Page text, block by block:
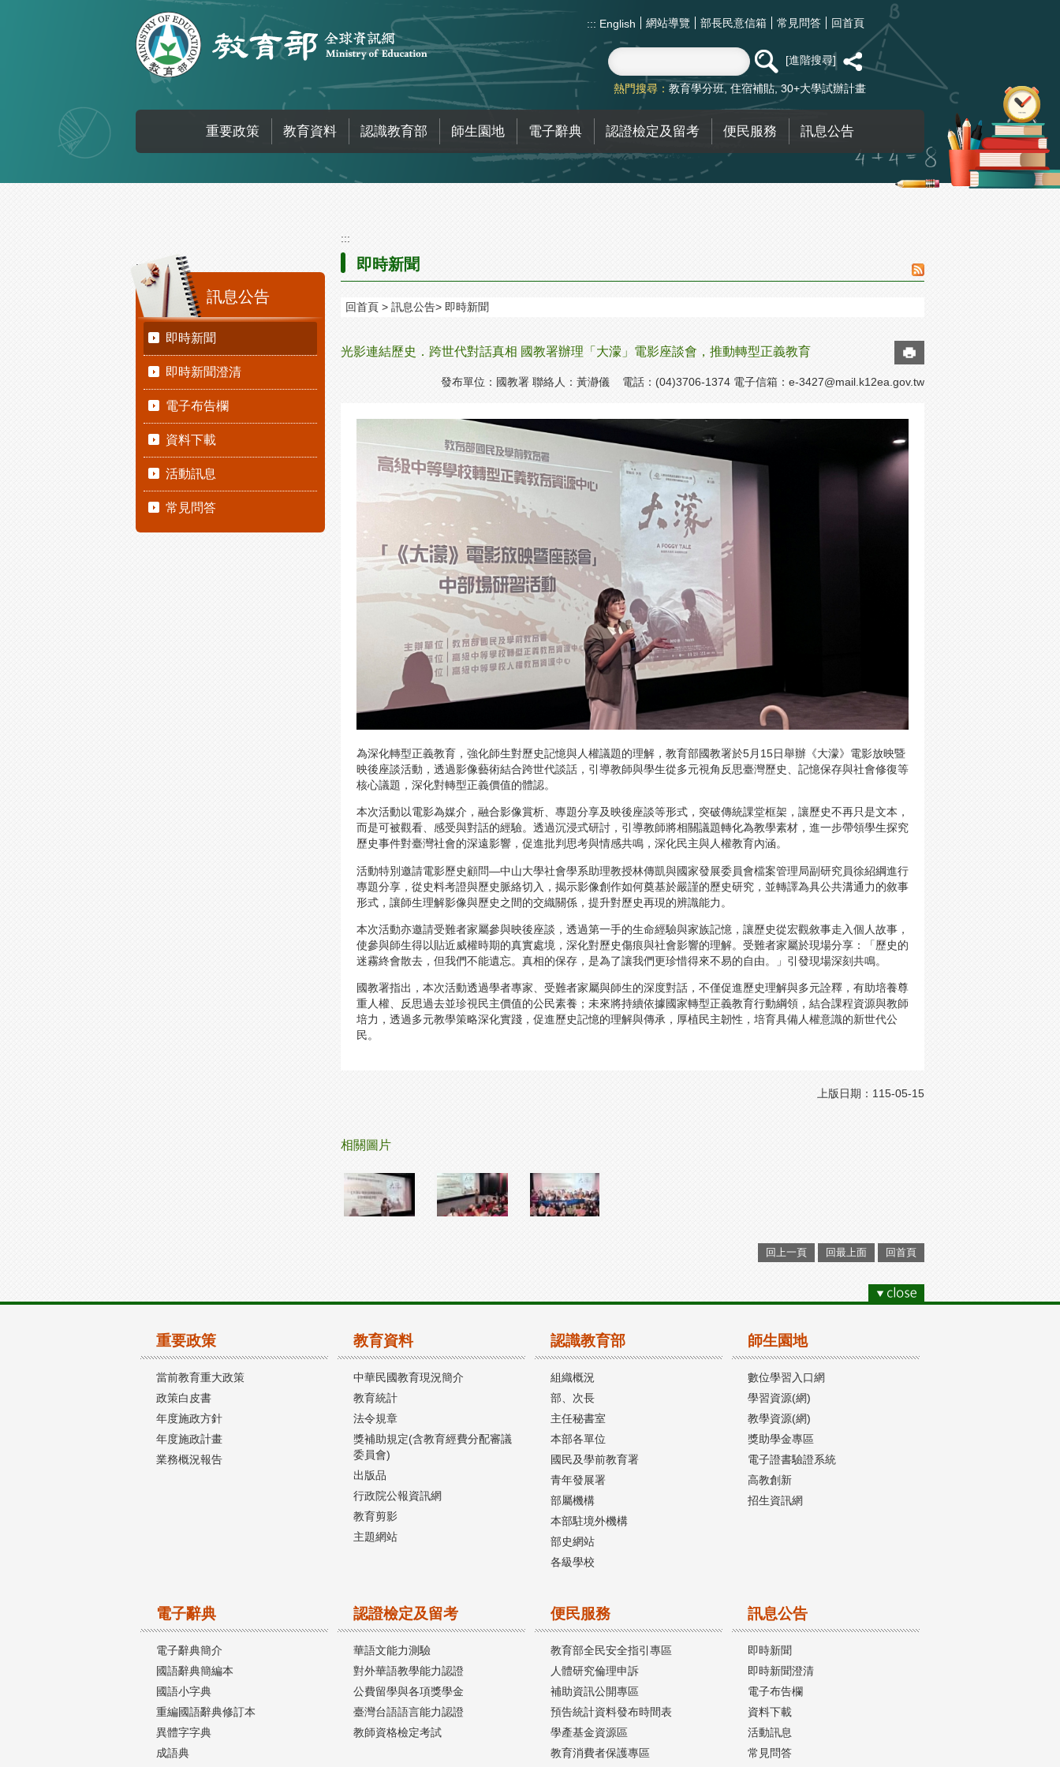
::: English 網站導覽 部長民意信箱 常見問答 回首頁
進階搜尋
熱門搜尋： 教育學分班 住宿補貼 30+大學試辦計畫
重要政策 教育資料 認識教育部 師生園地 電子辭典 認證檢定及留考 便民服務 訊息公告
:::
訊息公告
即時新聞
即時新聞澄清
電子布告欄
資料下載
活動訊息
常見問答
:::
即時新聞
回首頁 訊息公告 即時新聞
光影連結歷史．跨世代對話真相 國教署辦理「大濛」電影座談會，推動轉型正義教育
發布單位：國教署 聯絡人：黃瀞儀 電話：(04)3706-1374 電子信箱： e-3427@mail.k12ea.gov.tw
為深化轉型正義教育，強化師生對歷史記憶與人權議題的理解，教育部國教署於5月15日舉辦《大濛》電影放映暨
映後座談活動，透過影像藝術結合跨世代談話，引導教師與學生從多元視角反思臺灣歷史、記憶保存與社會修復等
核心議題，深化對轉型正義價值的體認。
本次活動以電影為媒介，融合影像賞析、專題分享及映後座談等形式，突破傳統課堂框架，讓歷史不再只是文本，
而是可被觀看、感受與對話的經驗。透過沉浸式研討，引導教師將相關議題轉化為教學素材，進一步帶領學生探究
歷史事件對臺灣社會的深遠影響，促進批判思考與情感共鳴，深化民主與人權教育內涵。
活動特別邀請電影歷史顧問—中山大學社會學系助理教授林傳凱與國家發展委員會檔案管理局副研究員徐紹綱進行
專題分享，從史料考證與歷史脈絡切入，揭示影像創作如何奠基於嚴謹的歷史研究，並轉譯為具公共溝通力的敘事
形式，讓師生理解影像與歷史之間的交織關係，提升對歷史再現的辨識能力。
本次活動亦邀請受難者家屬參與映後座談，透過第一手的生命經驗與家族記憶，讓歷史從宏觀敘事走入個人故事，
使參與師生得以貼近威權時期的真實處境，深化對歷史傷痕與社會影響的理解。受難者家屬於現場分享：「歷史的
迷霧終會散去，但我們不能遺忘。真相的保存，是為了讓我們更珍惜得來不易的自由。」引發現場深刻共鳴。
國教署指出，本次活動透過學者專家、受難者家屬與師生的深度對話，不僅促進歷史理解與多元詮釋，有助培養尊
重人權、反思過去並珍視民主價值的公民素養；未來將持續依據國家轉型正義教育行動綱領，結合課程資源與教師
培力，透過多元教學策略深化實踐，促進歷史記憶的理解與傳承，厚植民主韌性，培育具備人權意識的新世代公
民。
上版日期：115-05-15
相關圖片
回上一頁 回最上面 回首頁
重要政策
當前教育重大政策
政策白皮書
年度施政方針
年度施政計畫
業務概況報告
教育資料
中華民國教育現況簡介
教育統計
法令規章
獎補助規定(含教育經費分配審議
委員會)
出版品
行政院公報資訊網
教育剪影
主題網站
認識教育部
組織概況
部、次長
主任秘書室
本部各單位
國民及學前教育署
青年發展署
部屬機構
本部駐境外機構
部史網站
各級學校
師生園地
數位學習入口網
學習資源(網)
教學資源(網)
獎助學金專區
電子證書驗證系統
高教創新
招生資訊網
電子辭典
電子辭典簡介
國語辭典簡編本
國語小字典
重編國語辭典修訂本
異體字字典
成語典
認證檢定及留考
華語文能力測驗
對外華語教學能力認證
公費留學與各項獎學金
臺灣台語語言能力認證
教師資格檢定考試
便民服務
教育部全民安全指引專區
人體研究倫理申訴
補助資訊公開專區
預告統計資料發布時間表
學產基金資源區
教育消費者保護專區
訊息公告
即時新聞
即時新聞澄清
電子布告欄
資料下載
活動訊息
常見問答